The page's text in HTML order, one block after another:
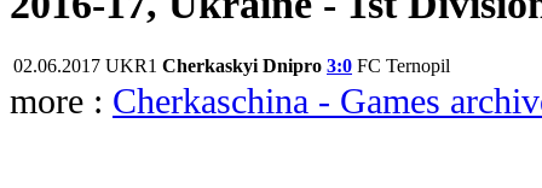
02.06.2017 UKR1 Cherkaskyi Dnipro 3:0 FC Ternopil
more : Cherkaschina - Games